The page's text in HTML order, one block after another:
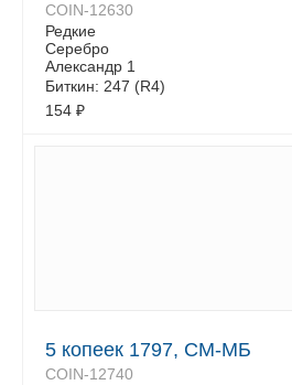
COIN-12630
Редкие
Серебро
Александр 1
Биткин: 247 (R4)
154 ₽
5 копеек 1797, СМ-МБ
COIN-12740